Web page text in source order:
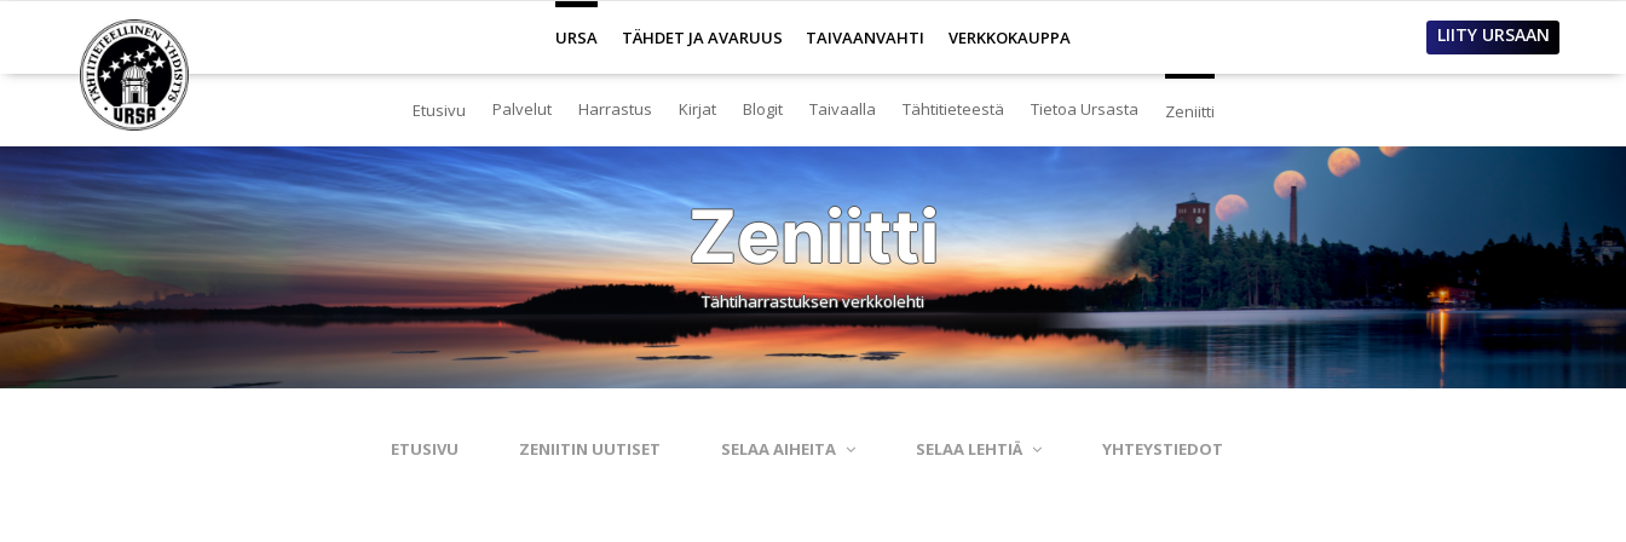
URSA TÄHDET JA AVARUUS TAIVAANVAHTI VERKKOKAUPPA LIITY URSAAN
Etusivu
Jäsenyys
Yleistä Ursan palveluista
Toimisto
Kirjasto
Planetaario
Palvelut
Yleistä harrastuksesta
Nuorisotoiminta
Tähtitornit
Harrastusryhmät
Harrastusjulkaisut
Harrastus
Kaukoputkikauppa
Kirjat
Tuoreimmat
Kosmokseen kirjoitettua
Terveisiä kiertoradalta
Kraatterin reunalta
Eksoplaneetta hukassa
Blogit
Tähtitaivas
Tähtikartta
Tähtikartta classic
Havaintopaikat
Taivaan havaitseminen
Taivaalla
Usein kysyttyä
Aurinkokuntamalli
Aurinkokelloveistos
Tietokantoja ja sanastoja
Tähtitieteestä
Yleistä Ursasta
Hallinto
Talous
Avoimet työpaikat
Esitteet ja raportit
Tietoa Ursasta Zeniitti
Zeniitti
Tähtiharrastuksen verkkolehti
ETUSIVU ZENIITIN UUTISET SELAA AIHEITA SELAA LEHTIÄ YHTEYSTIEDOT